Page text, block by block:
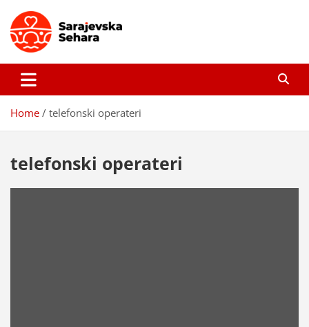
content
Sarajevska sehara
Home telefonski operateri
telefonski operateri